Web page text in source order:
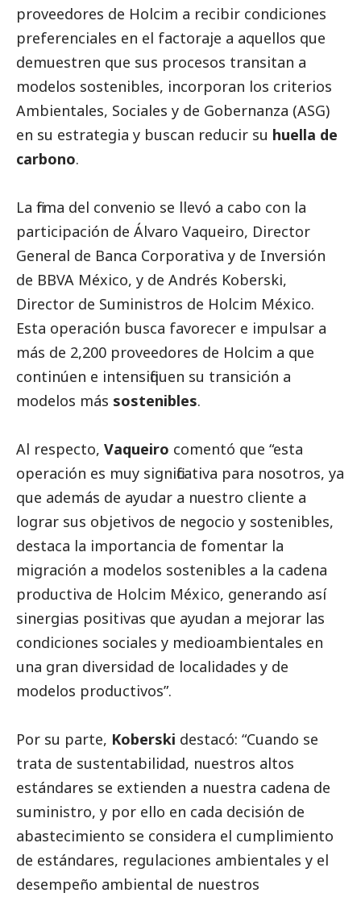
proveedores de Holcim a recibir condiciones
preferenciales en el factoraje a aquellos que
demuestren que sus procesos transitan a
modelos sostenibles, incorporan los criterios
Ambientales, Sociales y de Gobernanza (ASG)
en su estrategia y buscan reducir su huella de
carbono.
La firma del convenio se llevó a cabo con la
participación de Álvaro Vaqueiro, Director
General de Banca Corporativa y de Inversión
de BBVA México, y de Andrés Koberski,
Director de Suministros de Holcim México.
Esta operación busca favorecer e impulsar a
más de 2,200 proveedores de Holcim a que
continúen e intensifiquen su transición a
modelos más sostenibles.
Al respecto, Vaqueiro comentó que “esta
operación es muy significativa para nosotros, ya
que además de ayudar a nuestro cliente a
lograr sus objetivos de negocio y sostenibles,
destaca la importancia de fomentar la
migración a modelos sostenibles a la cadena
productiva de Holcim México, generando así
sinergias positivas que ayudan a mejorar las
condiciones sociales y medioambientales en
una gran diversidad de localidades y de
modelos productivos”.
Por su parte, Koberski destacó: “Cuando se
trata de sustentabilidad, nuestros altos
estándares se extienden a nuestra cadena de
suministro, y por ello en cada decisión de
abastecimiento se considera el cumplimiento
de estándares, regulaciones ambientales y el
desempeño ambiental de nuestros